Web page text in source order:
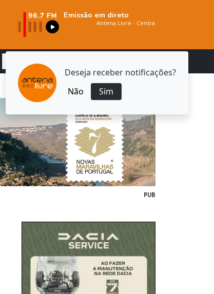
Deseja receber notificações?
Não
Sim
Emissão em direto
PUB